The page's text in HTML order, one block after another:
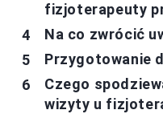
fizjoterapeuty
Na co zwrócić
Przygotowanie
Czego
wizyty u